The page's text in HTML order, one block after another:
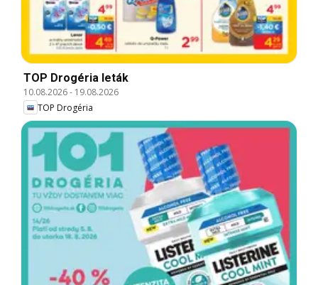
TOP Drogéria leták
10.08.2026- 19.08.2026
TOP Drogéria